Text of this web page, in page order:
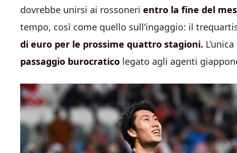
dovrebbe unirsi ai rossoneri entro la fine del
tempo, così come quello sull’ingaggio: il
di euro per le prossime quattro stagioni.
passaggio burocratico legato agli agenti